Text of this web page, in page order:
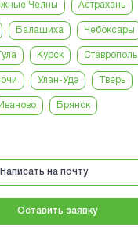
Челны Астрахань
Балашиха Чебоксары
Тула Курск Ставрополь
Улан-Удэ Тверь
Иваново Брянск
Написать на почту
Оставить заявку